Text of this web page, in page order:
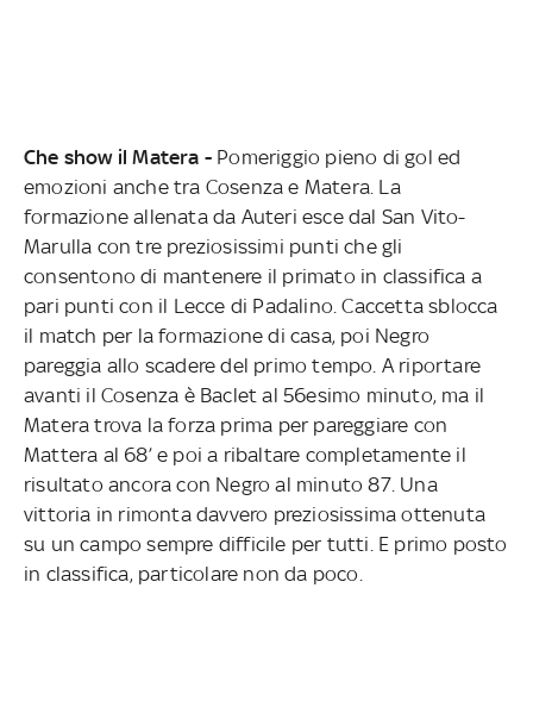
Che show il Matera - Pomeriggio pieno di gol ed
emozioni anche tra Cosenza e Matera. La
formazione allenata da Auteri esce dal San Vito-
Marulla con tre preziosissimi punti che gli
consentono di mantenere il primato in classifica a
pari punti con il Lecce di Padalino. Caccetta sblocca
il match per la formazione di casa, poi Negro
pareggia allo scadere del primo tempo. A riportare
avanti il Cosenza è Baclet al 56esimo minuto, ma il
Matera trova la forza prima per pareggiare con
Mattera al 68’ e poi a ribaltare completamente il
risultato ancora con Negro al minuto 87. Una
vittoria in rimonta davvero preziosissima ottenuta
su un campo sempre difficile per tutti. E primo posto
in classifica, particolare non da poco.